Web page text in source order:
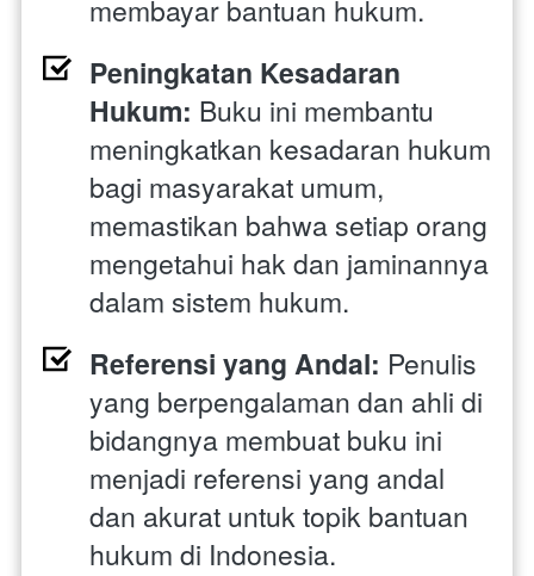
membayar bantuan hukum.
Peningkatan Kesadaran
Hukum: Buku ini membantu
meningkatkan kesadaran hukum
bagi masyarakat umum,
memastikan bahwa setiap orang
mengetahui hak dan jaminannya
dalam sistem hukum.
Referensi yang Andal: Penulis
yang berpengalaman dan ahli di
bidangnya membuat buku ini
menjadi referensi yang andal
dan akurat untuk topik bantuan
hukum di Indonesia.